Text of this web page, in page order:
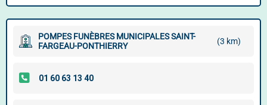
POMPES FUNÈBRES MUNICIPALES SAINT-
FARGEAU-PONTHIERRY
(3 km)